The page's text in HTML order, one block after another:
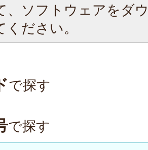
、ソフトウェアをダ
ください。
で探す
で探す